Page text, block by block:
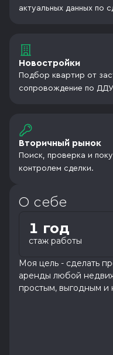
актуальных данных по
Новостройки
Подбор квартир от
сопровождение по
Вторичный рынок
Поиск, проверка и
контролем сделки.
О себе
стаж работы
1 год
Моя цель - сделать
аренды любой
простым, выгодным и